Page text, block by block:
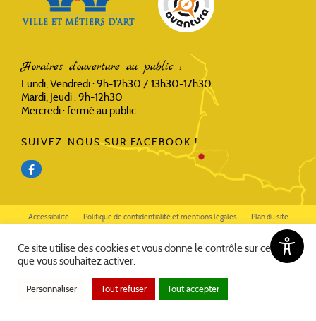
Horaires d'ouverture au public :
Lundi, Vendredi : 9h-12h30 / 13h30-17h30
Mardi, Jeudi : 9h-12h30
Mercredi : fermé au public
SUIVEZ-NOUS SUR FACEBOOK !
Accessibilité Politique de confidentialité et mentions légales Plan du site
Ce site utilise des cookies et vous donne le contrôle sur ceux
que vous souhaitez activer.
Personnaliser Tout refuser Tout accepter